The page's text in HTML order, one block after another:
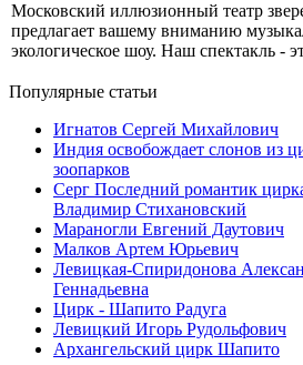
Московский иллюзионный театр
предлагает вашему вниманию
экологическое шоу. Наш спектакль -
Популярные cтатьи
Игнатов Сергей Михайлович
Индия освобождает слонов из
зоопарков
Серг Последний романтик
Владимир Стихановский
Мараногли Евгений Даутович
Малков Артем Юрьевич
Левицкая-Спиридонова
Геннадьевна
Цирк - Шапито Радуга
Левицкий Игорь Рудольфович
Архангельский цирк Шапито